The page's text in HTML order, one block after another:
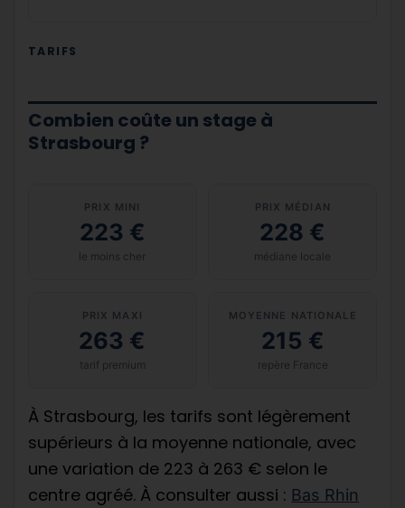
TARIFS
Combien coûte un stage à
Strasbourg ?
PRIX MINI
223 €
le moins cher
PRIX MÉDIAN
228 €
médiane locale
PRIX MAXI
263 €
tarif premium
MOYENNE NATIONALE
215 €
repère France
À Strasbourg, les tarifs sont légèrement
supérieurs à la moyenne nationale, avec
une variation de 223 à 263 € selon le
centre agréé. À consulter aussi : Bas Rhin